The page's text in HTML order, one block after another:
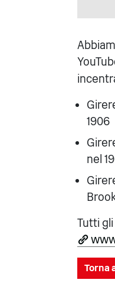
1906
nel
Tutti
Torna